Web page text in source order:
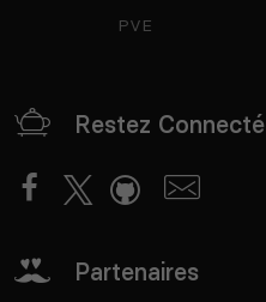
PVE
Restez Connecté
Partenaires